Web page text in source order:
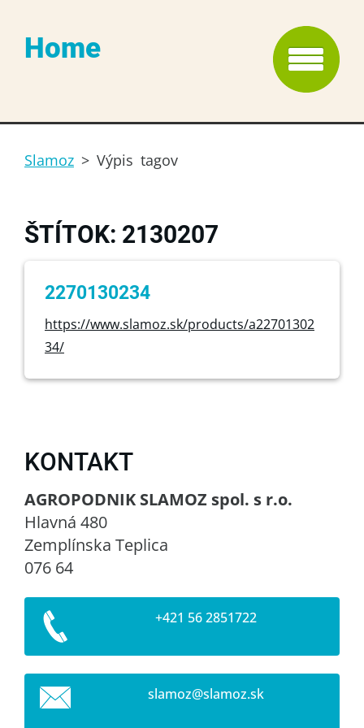
Home
Slamoz > Výpis tagov
ŠTÍTOK: 2130207
2270130234
https://www.slamoz.sk/products/a22701302
34/
KONTAKT
AGROPODNIK SLAMOZ spol. s r.o.
Hlavná 480
Zemplínska Teplica
076 64
+421 56 2851722
slamoz@slamoz.sk